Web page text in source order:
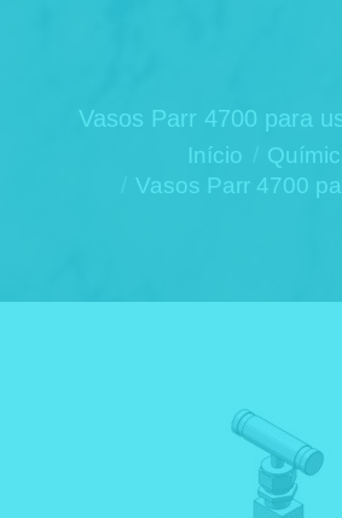
Vasos Parr 4700 para
Início
Vasos Parr 4700